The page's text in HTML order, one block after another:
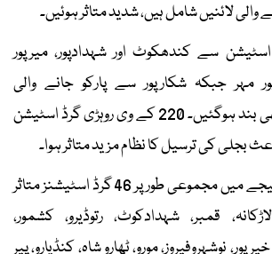
لائنیں شامل ہیں، شدید متاثر ہوئیں۔
سے کندھکوٹ اور شہدادپور، میرپور
مہر جبکہ شکارپور سے پارکو جانے والی
ٹرانسمیشن لائنیں بھی بند ہوگئیں۔ 220 کے وی روہڑی گرڈ اسٹیشن
بجلی کی ترسیل کا نظام مزید متاثر ہوا۔
موسمی تباہی کے نتیجے میں مجموعی طور پر 46 گرڈ اسٹیشنز متاثر
قمبر، شہدادکوٹ، رتوڈیرو، کشمور،
نوشہروفیروز، مورو، ٹھارو شاہ، کنڈیارو، پیر